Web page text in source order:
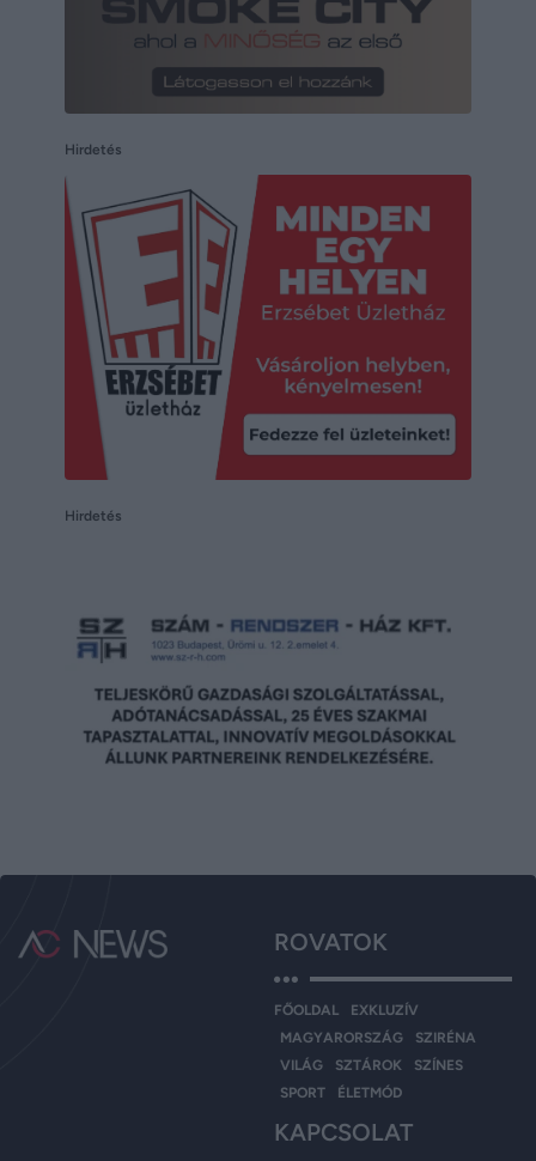
Hirdetés
Hirdetés
ROVATOK
FŐOLDAL
EXKLUZÍV
MAGYARORSZÁG
SZIRÉNA
VILÁG
SZTÁROK
SZÍNES
SPORT
ÉLETMÓD
KAPCSOLAT